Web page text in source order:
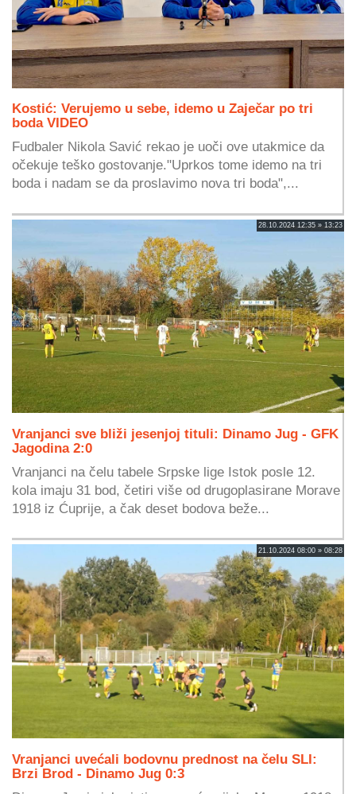
Kostić: Verujemo u sebe, idemo u Zaječar po tri
boda VIDEO
Fudbaler Nikola Savić rekao je uoči ove utakmice da
očekuje teško gostovanje."Uprkos tome idemo na tri
boda i nadam se da proslavimo nova tri boda",...
28.10.2024 12:35 » 13:23
Vranjanci sve bliži jesenjoj tituli: Dinamo Jug - GFK
Jagodina 2:0
Vranjanci na čelu tabele Srpske lige Istok posle 12.
kola imaju 31 bod, četiri više od drugoplasirane Morave
1918 iz Ćuprije, a čak deset bodova beže...
21.10.2024 08:00 » 08:28
Vranjanci uvećali bodovnu prednost na čelu SLI:
Brzi Brod - Dinamo Jug 0:3